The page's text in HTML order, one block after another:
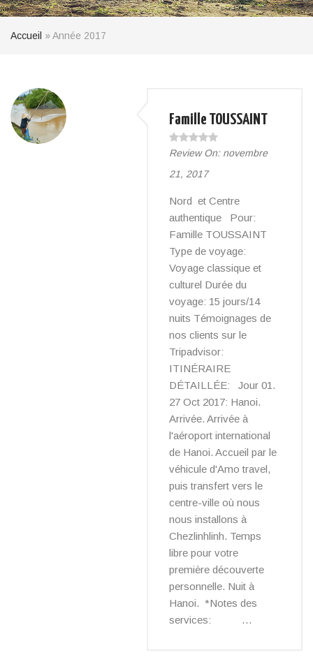
Accueil »Année 2017
Famille TOUSSAINT
Review On: novembre
21, 2017
Nord et Centre
authentique Pour:
Famille TOUSSAINT
Type de voyage:
Voyage classique et
culturel Durée du
voyage: 15 jours/14
nuits Témoignages de
nos clients sur le
Tripadvisor:
ITINÉRAIRE
DÉTAILLÉE: Jour 01.
27 Oct 2017: Hanoi.
Arrivée. Arrivée à
l'aéroport international
de Hanoi. Accueil par le
véhicule d'Amo travel,
puis transfert vers le
centre-ville où nous
nous installons à
Chezlinhlinh. Temps
libre pour votre
première découverte
personnelle. Nuit à
Hanoi. *Notes des
services: …